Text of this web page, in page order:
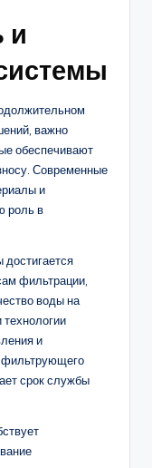
и
важно
обеспечивают
Современные
и
роль в
достигается
фильтрации,
воды на
и
фильтрующего
срок службы